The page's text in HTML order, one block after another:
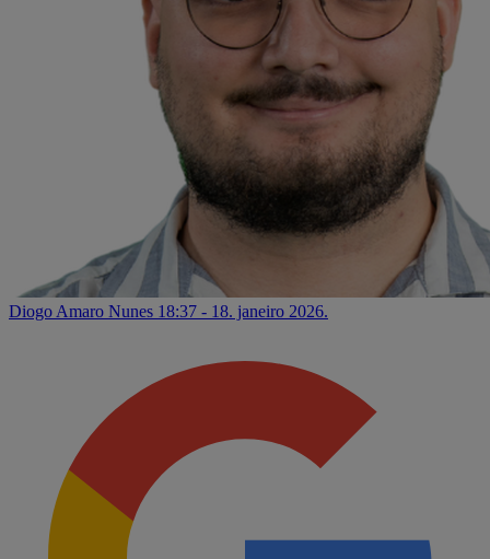
Diogo Amaro Nunes 18:37 - 18. janeiro 2026.